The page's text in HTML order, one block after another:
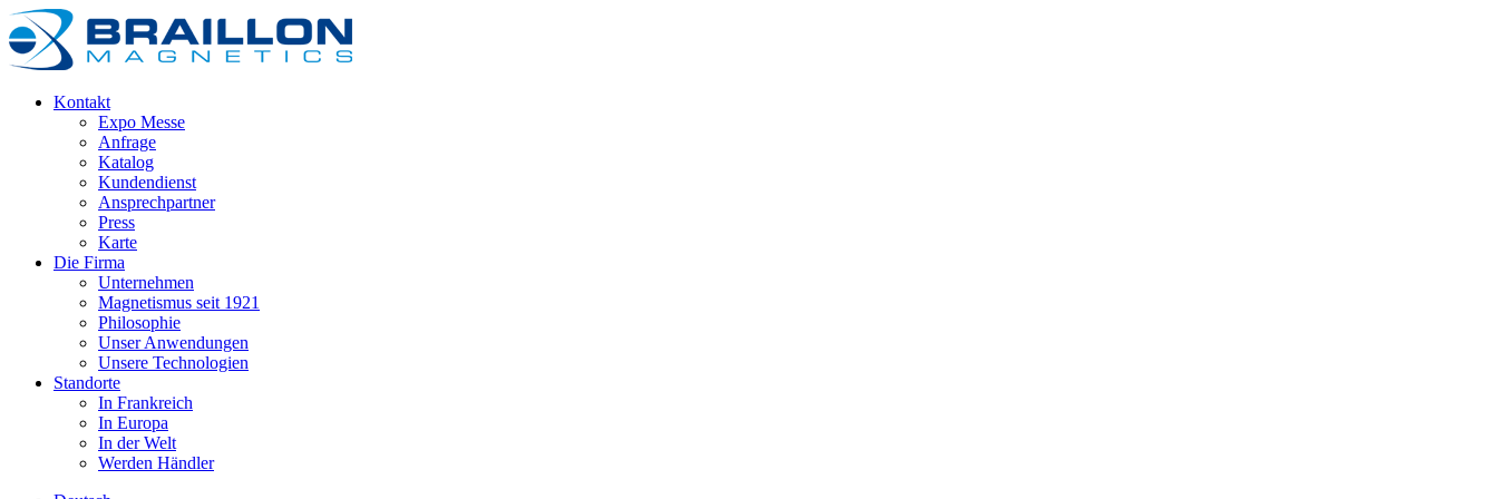
Kontakt
Expo Messe
Anfrage
Katalog
Kundendienst
Ansprechpartner
Press
Karte
Die Firma
Unternehmen
Magnetismus seit 1921
Philosophie
Unser Anwendungen
Unsere Technologien
Standorte
In Frankreich
In Europa
In der Welt
Werden Händler